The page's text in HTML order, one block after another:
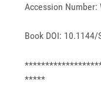
Accession Number:
Book DOI: 10.1144/
*****